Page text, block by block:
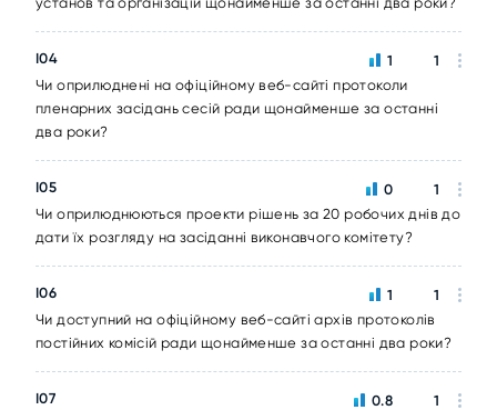
I04
Чи оприлюднені на офіційному веб-сайті протоколи
пленарних засідань сесій ради щонайменше за останні
два роки?
1 1
I05
Чи оприлюднюються проекти рішень за 20 робочих днів до
дати їх розгляду на засіданні виконавчого комітету?
0 1
I06
Чи доступний на офіційному веб-сайті архів протоколів
постійних комісій ради щонайменше за останні два роки?
1 1
I07
0.8 1